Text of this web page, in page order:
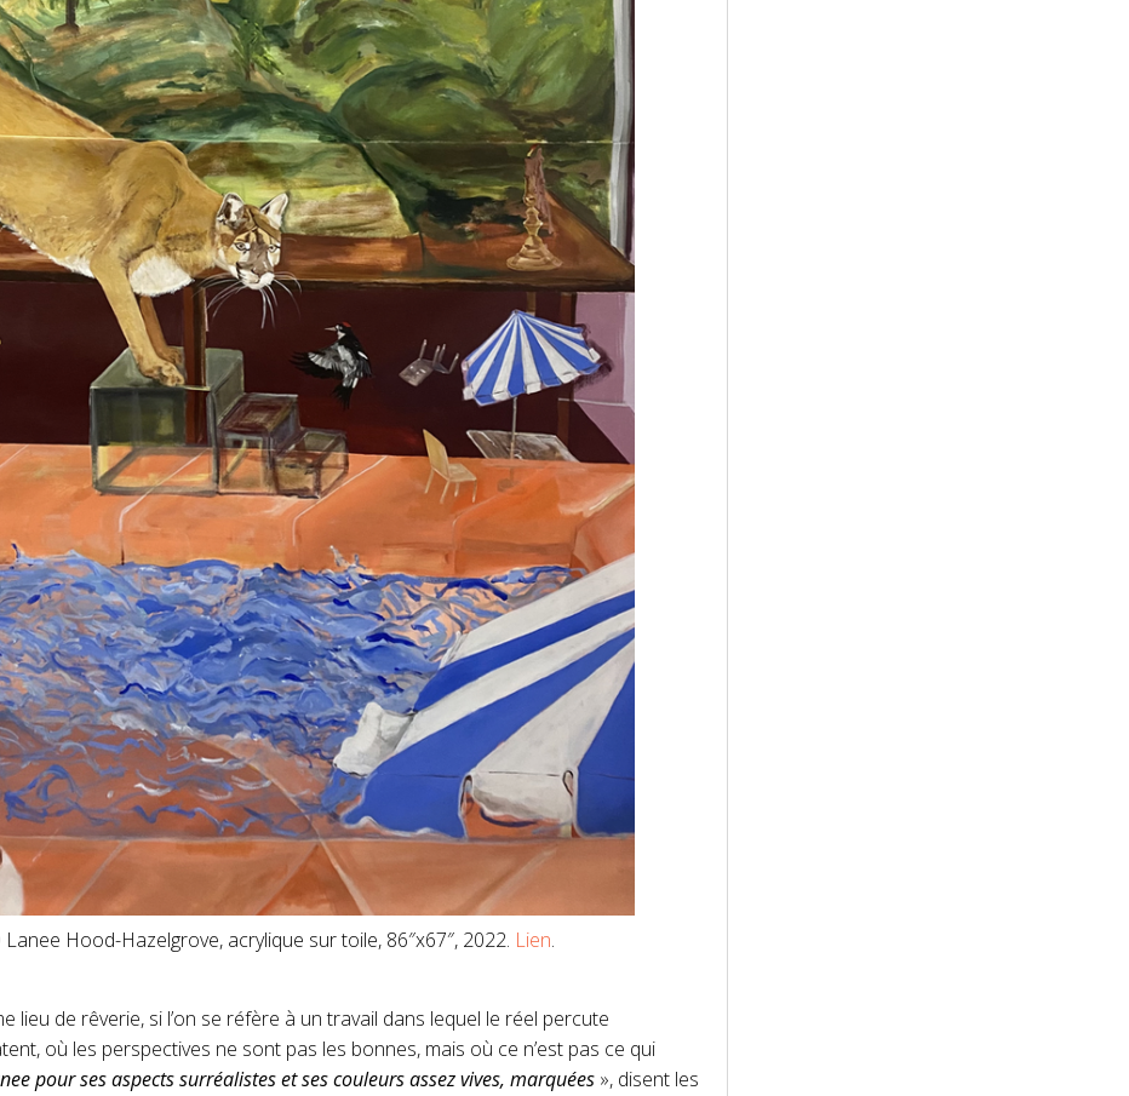
Hood-Hazelgrove, acrylique sur toile, 86″x67″, 2022. Lien.
lieu de rêverie, si l’on se réfère à un travail dans lequel le réel percute
où les perspectives ne sont pas les bonnes, mais où ce n’est pas ce qui
pour ses aspects surréalistes et ses couleurs assez vives, marquées », disent les